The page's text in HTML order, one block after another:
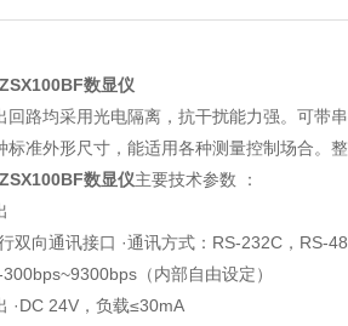
数显仪
回路均采用光电隔离，抗干扰能力强。可带
标准外形尺寸，能适用各种测量控制场合。
数显仪主要技术参数 ：
双向通讯接口 ·通讯方式：RS-232C，RS-
300bps~9300bps（内部自由设定）
·DC 24V，负载≤30mA